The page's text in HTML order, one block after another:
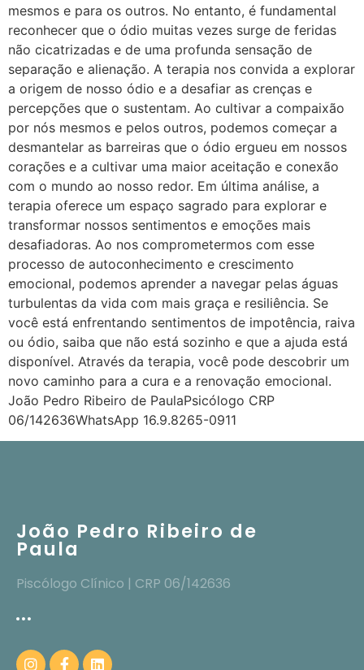
mesmos e para os outros. No entanto, é fundamental
reconhecer que o ódio muitas vezes surge de feridas
não cicatrizadas e de uma profunda sensação de
separação e alienação. A terapia nos convida a explorar
a origem de nosso ódio e a desafiar as crenças e
percepções que o sustentam. Ao cultivar a compaixão
por nós mesmos e pelos outros, podemos começar a
desmantelar as barreiras que o ódio ergueu em nossos
corações e a cultivar uma maior aceitação e conexão
com o mundo ao nosso redor. Em última análise, a
terapia oferece um espaço sagrado para explorar e
transformar nossos sentimentos e emoções mais
desafiadoras. Ao nos comprometermos com esse
processo de autoconhecimento e crescimento
emocional, podemos aprender a navegar pelas águas
turbulentas da vida com mais graça e resiliência. Se
você está enfrentando sentimentos de impotência, raiva
ou ódio, saiba que não está sozinho e que a ajuda está
disponível. Através da terapia, você pode descobrir um
novo caminho para a cura e a renovação emocional.
João Pedro Ribeiro de PaulaPsicólogo CRP
06/142636WhatsApp 16.9.8265-0911
João Pedro Ribeiro de
Paula
Piscólogo Clínico | CRP 06/142636